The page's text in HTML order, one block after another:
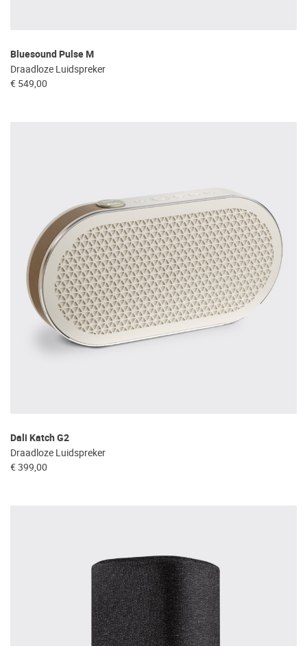
Bluesound Pulse M
Draadloze Luidspreker
€ 549,00
Dali Katch G2
Draadloze Luidspreker
€ 399,00